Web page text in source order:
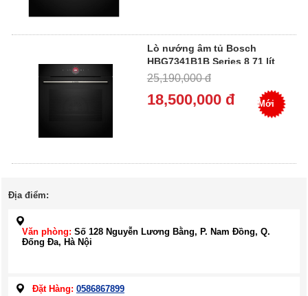
Lò nướng âm tủ Bosch
HBG7341B1B Series 8 71 lít
màu đen - Miễn Phí Giao
25,190,000 đ
18,500,000 đ Mới
Địa điểm:
Văn phòng: Số 128 Nguyễn Lương Bằng, P. Nam Đồng, Q.
Đống Đa, Hà Nội
Đặt Hàng: 0586867899